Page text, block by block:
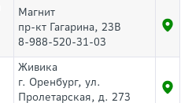
Магнит
пр-кт Гагарина, 23В
8-988-520-31-03
Живика
г. Оренбург, ул.
Пролетарская, д. 273